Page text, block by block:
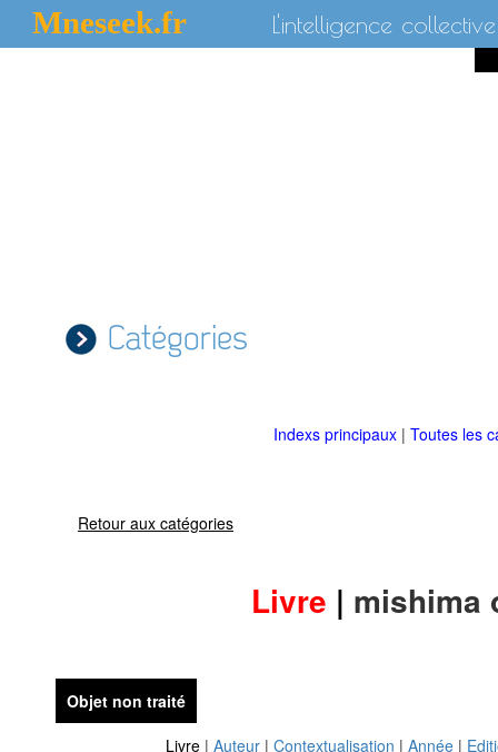
Mneseek.fr L'intelligence collective
Catégories
Indexs principaux | Toutes les
Retour aux catégories
Livre | mishima
Objet non traité
Livre | Auteur | Contextualisation | Année |